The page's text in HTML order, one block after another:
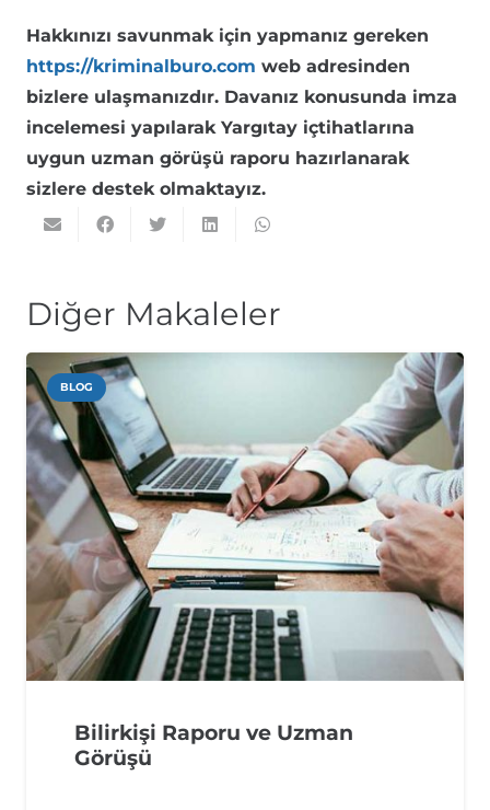
Hakkınızı savunmak için yapmanız gereken
https://kriminalburo.com web adresinden
bizlere ulaşmanızdır. Davanız konusunda imza
incelemesi yapılarak Yargıtay içtihatlarına
uygun uzman görüşü raporu hazırlanarak
sizlere destek olmaktayız.
Diğer Makaleler
BLOG
Bilirkişi Raporu ve Uzman
Görüşü